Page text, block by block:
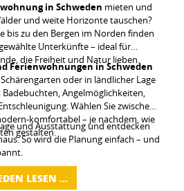
in Schweden mieten und
und weite Horizonte tauschen?
bis zu den Bergen im Norden finden
Unterkünfte – ideal für
die Freiheit und Natur lieben.
Ferienwohnungen in Schweden
oder in ländlicher Lage
Angelmöglichkeiten,
Wählen Sie zwischen
komfortabel – je nachdem, wie
gestalten.
und Ausstattung und entdecken
So wird die Planung einfach – und
LESEN …